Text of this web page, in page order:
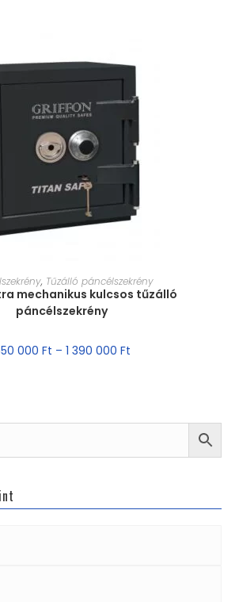
MÉRET VÁLASZTÁSA
, Tűzálló páncélszekrény
mechanikus kulcsos tűzálló
páncélszekrény
000 Ft – 1 390 000 Ft